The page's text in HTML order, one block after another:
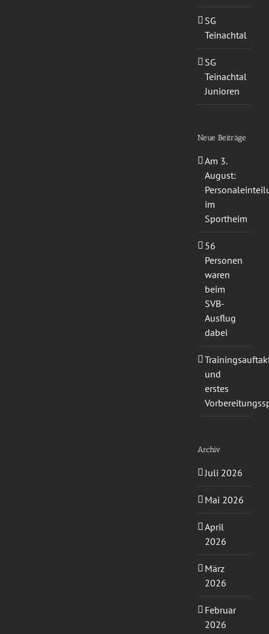
SG
Teinachtal
SG
Teinachtal
Junioren
Neue Beiträge
Am 3.
August:
im
Sportheim
56
Personen
waren
beim
SVB-
Ausflug
dabei
und
erstes
Archiv
Juli 2026
Mai 2026
April
2026
März
2026
Februar
2026